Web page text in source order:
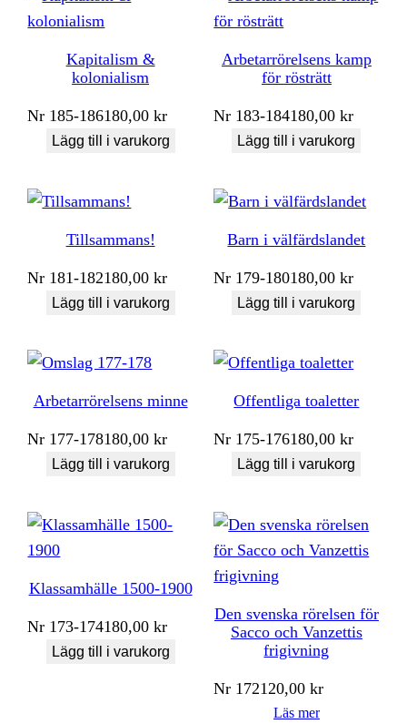
Kapitalism &
kolonialism
Nr 185-186180,00kr
Lägg till i varukorg
Arbetarrörelsens kamp
för rösträtt
Nr 183-184180,00kr
Lägg till i varukorg
Tillsammans!
Nr 181-182180,00kr
Lägg till i varukorg
Barn i välfärdslandet
Nr 179-180180,00kr
Lägg till i varukorg
Arbetarrörelsens minne
Nr 177-178180,00kr
Lägg till i varukorg
Offentliga toaletter
Nr 175-176180,00kr
Lägg till i varukorg
Klassamhälle 1500-1900
Nr 173-174180,00kr
Lägg till i varukorg
Den svenska rörelsen för
Sacco och Vanzettis
frigivning
Nr 172120,00kr
Läs mer